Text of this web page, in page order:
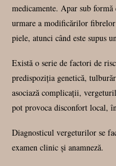
medicamente. Apar sub
urmare a modificărilor
piele, atunci când este supus
Există o serie de factori de
predispoziția genetică,
asociază complicații,
pot provoca disconfort local,
Diagnosticul vergeturilor se
examen clinic și anamneză.